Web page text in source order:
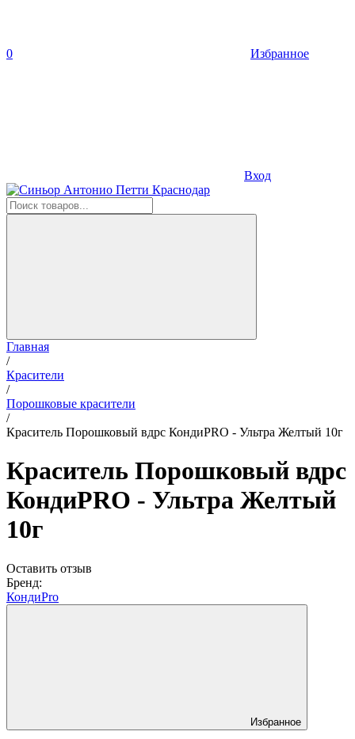
0 Избранное
Вход
Главная
/
Красители
/
Порошковые красители
/
Краситель Порошковый вдрс КондиPRO - Ультра Желтый 10г
Краситель Порошковый вдрс
КондиPRO - Ультра Желтый
10г
Оставить отзыв
Бренд:
КондиPro
Избранное